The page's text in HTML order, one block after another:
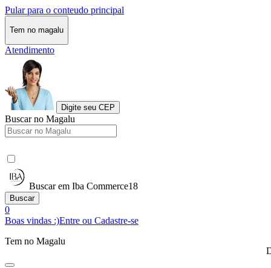
Pular para o conteudo principal
Tem no magalu
Atendimento
Digite seu CEP
Buscar no Magalu
Buscar em Iba Commerce18
Buscar
0
Boas vindas :)Entre ou Cadastre-se
Tem no Magalu